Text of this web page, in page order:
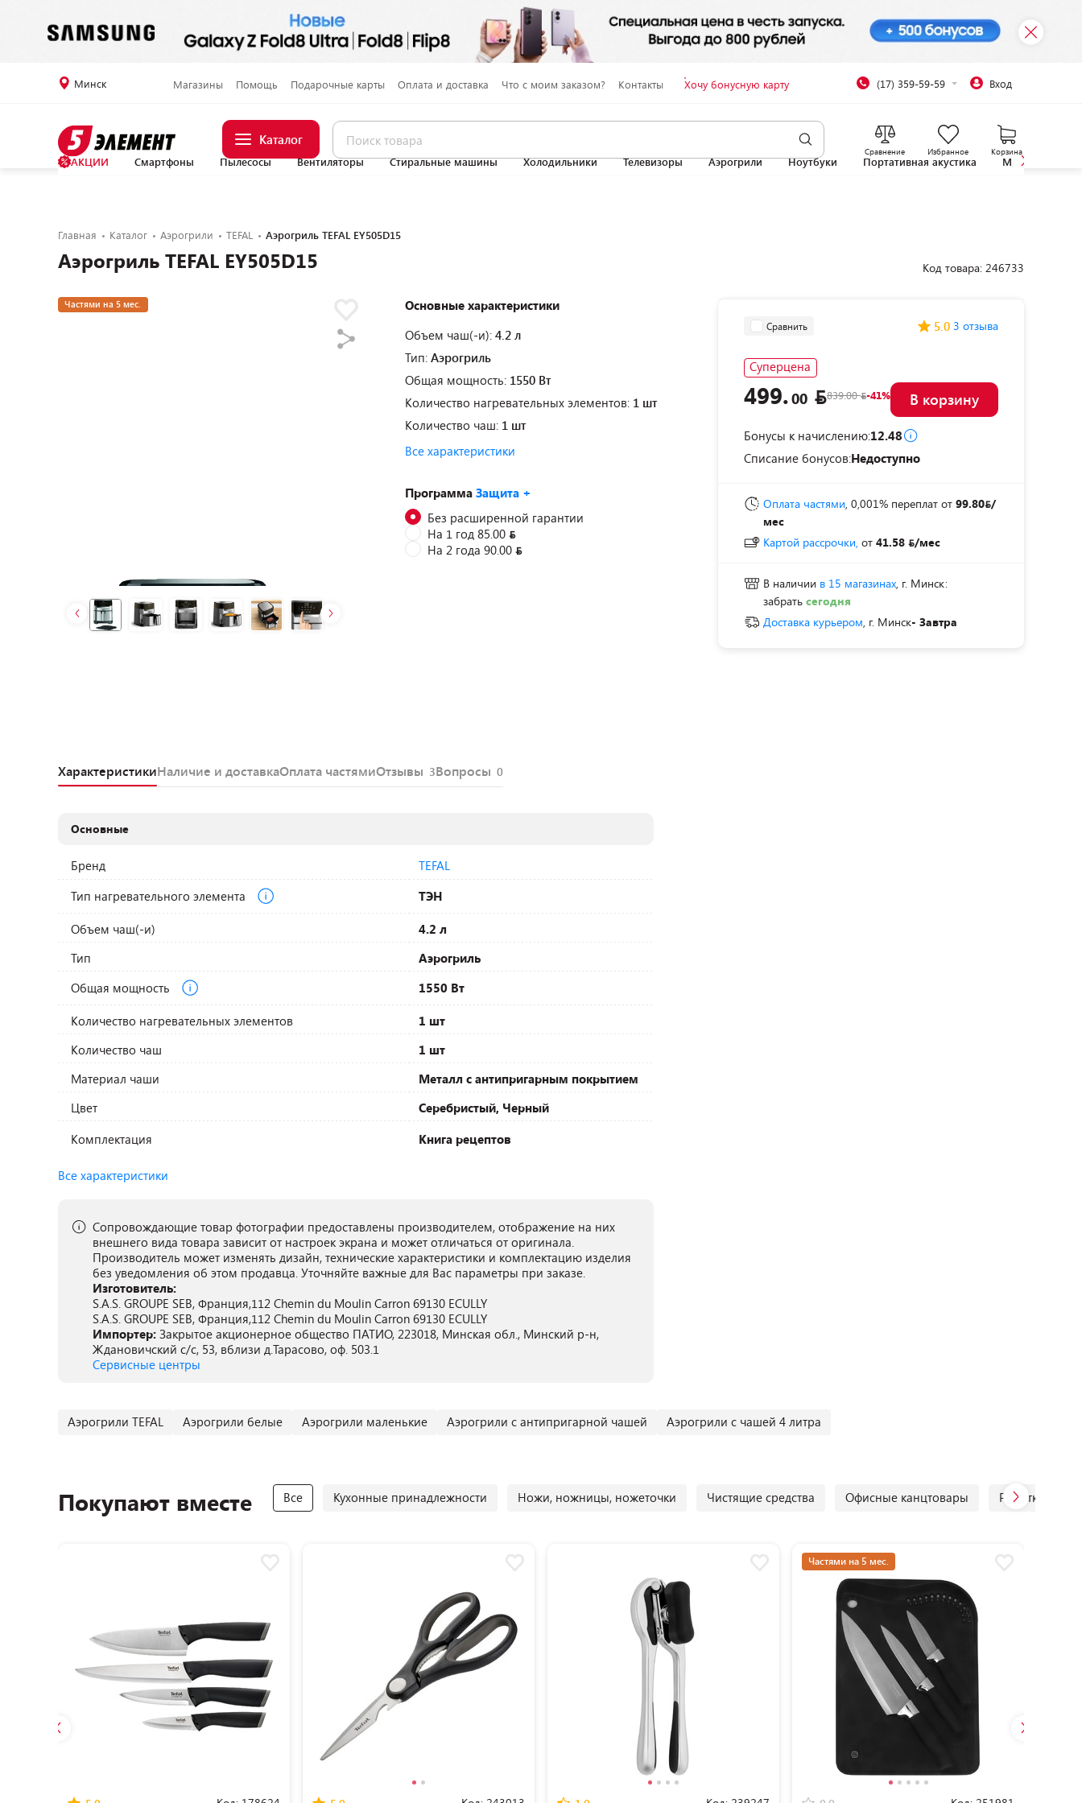
Минск Магазины Помощь Подарочные карты Оплата и доставка Что с моим заказом? Контакты Хочу бонусную карту (17) 359-59-59 Вход
Каталог
Сравнение Избранное Корзина
АКЦИИ Смартфоны Пылесосы Вентиляторы Стиральные машины Холодильники Телевизоры Аэрогрили Ноутбуки Портативная акустика
Главная Каталог Аэрогрили TEFAL Аэрогриль TEFAL EY505D15
Аэрогриль TEFAL EY505D15
Частями на 5 мес.
Основные характеристики
Объем чаш(-и): 4.2 л
Тип: Аэрогриль
Общая мощность: 1550 Вт
Количество нагревательных элементов: 1 шт
Количество чаш: 1 шт
Все характеристики
Программа Защита +
Без расширенной гарантии
На 1 год 85.00
На 2 года 90.00
Код товара: 246733
Сравнить 5.0 3 отзыва
Суперцена
499.00 839.00 -41% В корзину
Бонусы к начислению:12.48
Списание бонусов:Недоступно
Оплата частями, 0,001% переплат от 99.80 /
мес
Картой рассрочки, от 41.58 /мес
В наличии в 15 магазинах, г. Минск:
забрать сегодня
Доставка курьером, г. Минск- Завтра
ХарактеристикиНаличие и доставкаОплата частямиОтзывы 3Вопросы 0
Основные
Бренд
TEFAL
Тип нагревательного элемента
ТЭН
Объем чаш(-и)
4.2 л
Тип
Аэрогриль
Общая мощность
1550 Вт
Количество нагревательных элементов
1 шт
Количество чаш
1 шт
Материал чаши
Металл с антипригарным покрытием
Цвет
Серебристый, Черный
Комплектация
Книга рецептов
Все характеристики
Сопровождающие товар фотографии предоставлены производителем, отображение на них
внешнего вида товара зависит от настроек экрана и может отличаться от оригинала.
Производитель может изменять дизайн, технические характеристики и комплектацию изделия
без уведомления об этом продавца. Уточняйте важные для Вас параметры при заказе.
Изготовитель:
S.A.S. GROUPE SEB, Франция,112 Chemin du Moulin Carron 69130 ECULLY
S.A.S. GROUPE SEB, Франция,112 Chemin du Moulin Carron 69130 ECULLY
Импортер: Закрытое акционерное общество ПАТИО, 223018, Минская обл., Минский р-н,
Ждановичский с/с, 53, вблизи д.Тарасово, оф. 503.1
Сервисные центры
Аэрогрили TEFAL Аэрогрили белые Аэрогрили маленькие Аэрогрили с антипригарной чашей Аэрогрили с чашей 4 литра
Покупают вместе Все Кухонные принадлежности Ножи, ножницы, ножеточки Чистящие средства Офисные канцтовары Решетки для
Частями на 5 мес.